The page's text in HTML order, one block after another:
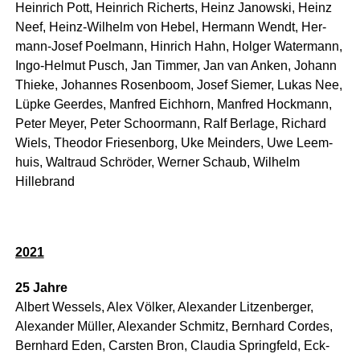
Hein­rich Pott, Hein­rich Richerts, Heinz Janow­ski, Heinz
Neef, Heinz-Wil­helm von Hebel, Her­mann Wendt, Her­
mann-Josef Poel­mann, Hin­rich Hahn, Hol­ger Water­mann,
Ingo-Hel­mut Pusch, Jan Tim­mer, Jan van Anken, Johann
Thie­ke, Johan­nes Rosen­boom, Josef Sie­mer, Lukas Nee,
Lüp­ke Geer­des, Man­fred Eich­horn, Man­fred Hock­mann,
Peter Mey­er, Peter Schoor­mann, Ralf Ber­la­ge, Richard
Wiels, Theo­dor Frie­sen­borg, Uke Mein­ders, Uwe Leem­
huis, Wal­traud Schrö­der, Wer­ner Schaub, Wil­helm
Hillebrand
2021
25 Jah­re
Albert Wes­sels, Alex Völ­ker, Alex­an­der Lit­zen­ber­ger,
Alex­an­der Mül­ler, Alex­an­der Schmitz, Bern­hard Cor­des,
Bern­hard Eden, Cars­ten Bron, Clau­dia Spring­feld, Eck­